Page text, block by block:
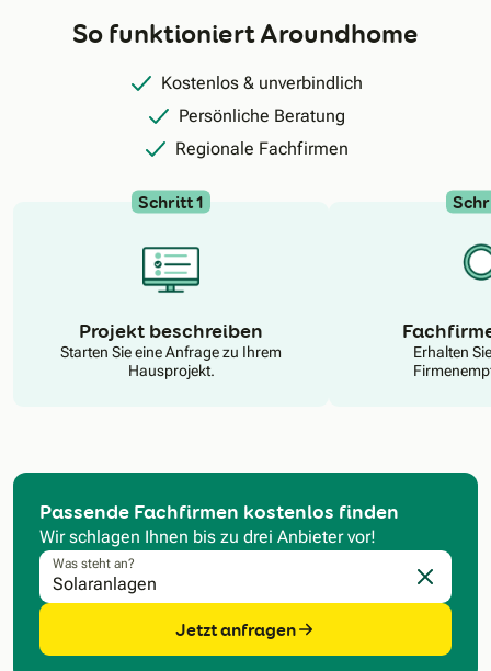
So funktioniert Aroundhome
Kostenlos & unverbindlich
Persönliche Beratung
Regionale Fachfirmen
Schritt 1
Projekt beschreiben
Starten Sie eine Anfrage zu Ihrem
Hausprojekt.
Erhalten
Passende Fachfirmen kostenlos finden
Wir schlagen Ihnen bis zu drei Anbieter vor!
Was steht an?
Eingabe
Jetzt anfragen